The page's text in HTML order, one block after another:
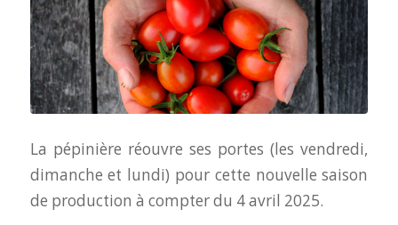
La pépinière réouvre ses portes (les vendredi,
dimanche et lundi) pour cette nouvelle saison
de production à compter du 4 avril 2025.